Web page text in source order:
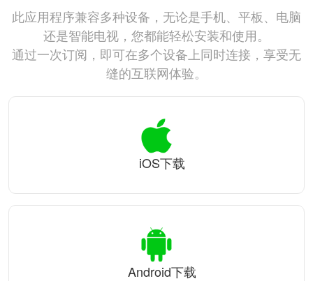
此应用程序兼容多种设备，无论是手机、平板、电脑
还是智能电视，您都能轻松安装和使用。
通过一次订阅，即可在多个设备上同时连接，享受无
缝的互联网体验。
iOS下载
Android下载